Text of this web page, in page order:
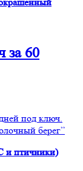
за 60
под ключ.
берег”
и птичники)